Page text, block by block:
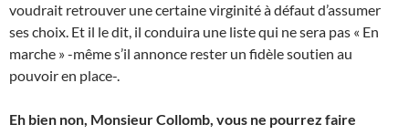
voudrait retrouver une certaine virginité à défaut d’assumer
ses choix. Et il le dit, il conduira une liste qui ne sera pas « En
marche » -même s’il annonce rester un fidèle soutien au
pouvoir en place-.
Eh bien non, Monsieur Collomb, vous ne pourrez faire